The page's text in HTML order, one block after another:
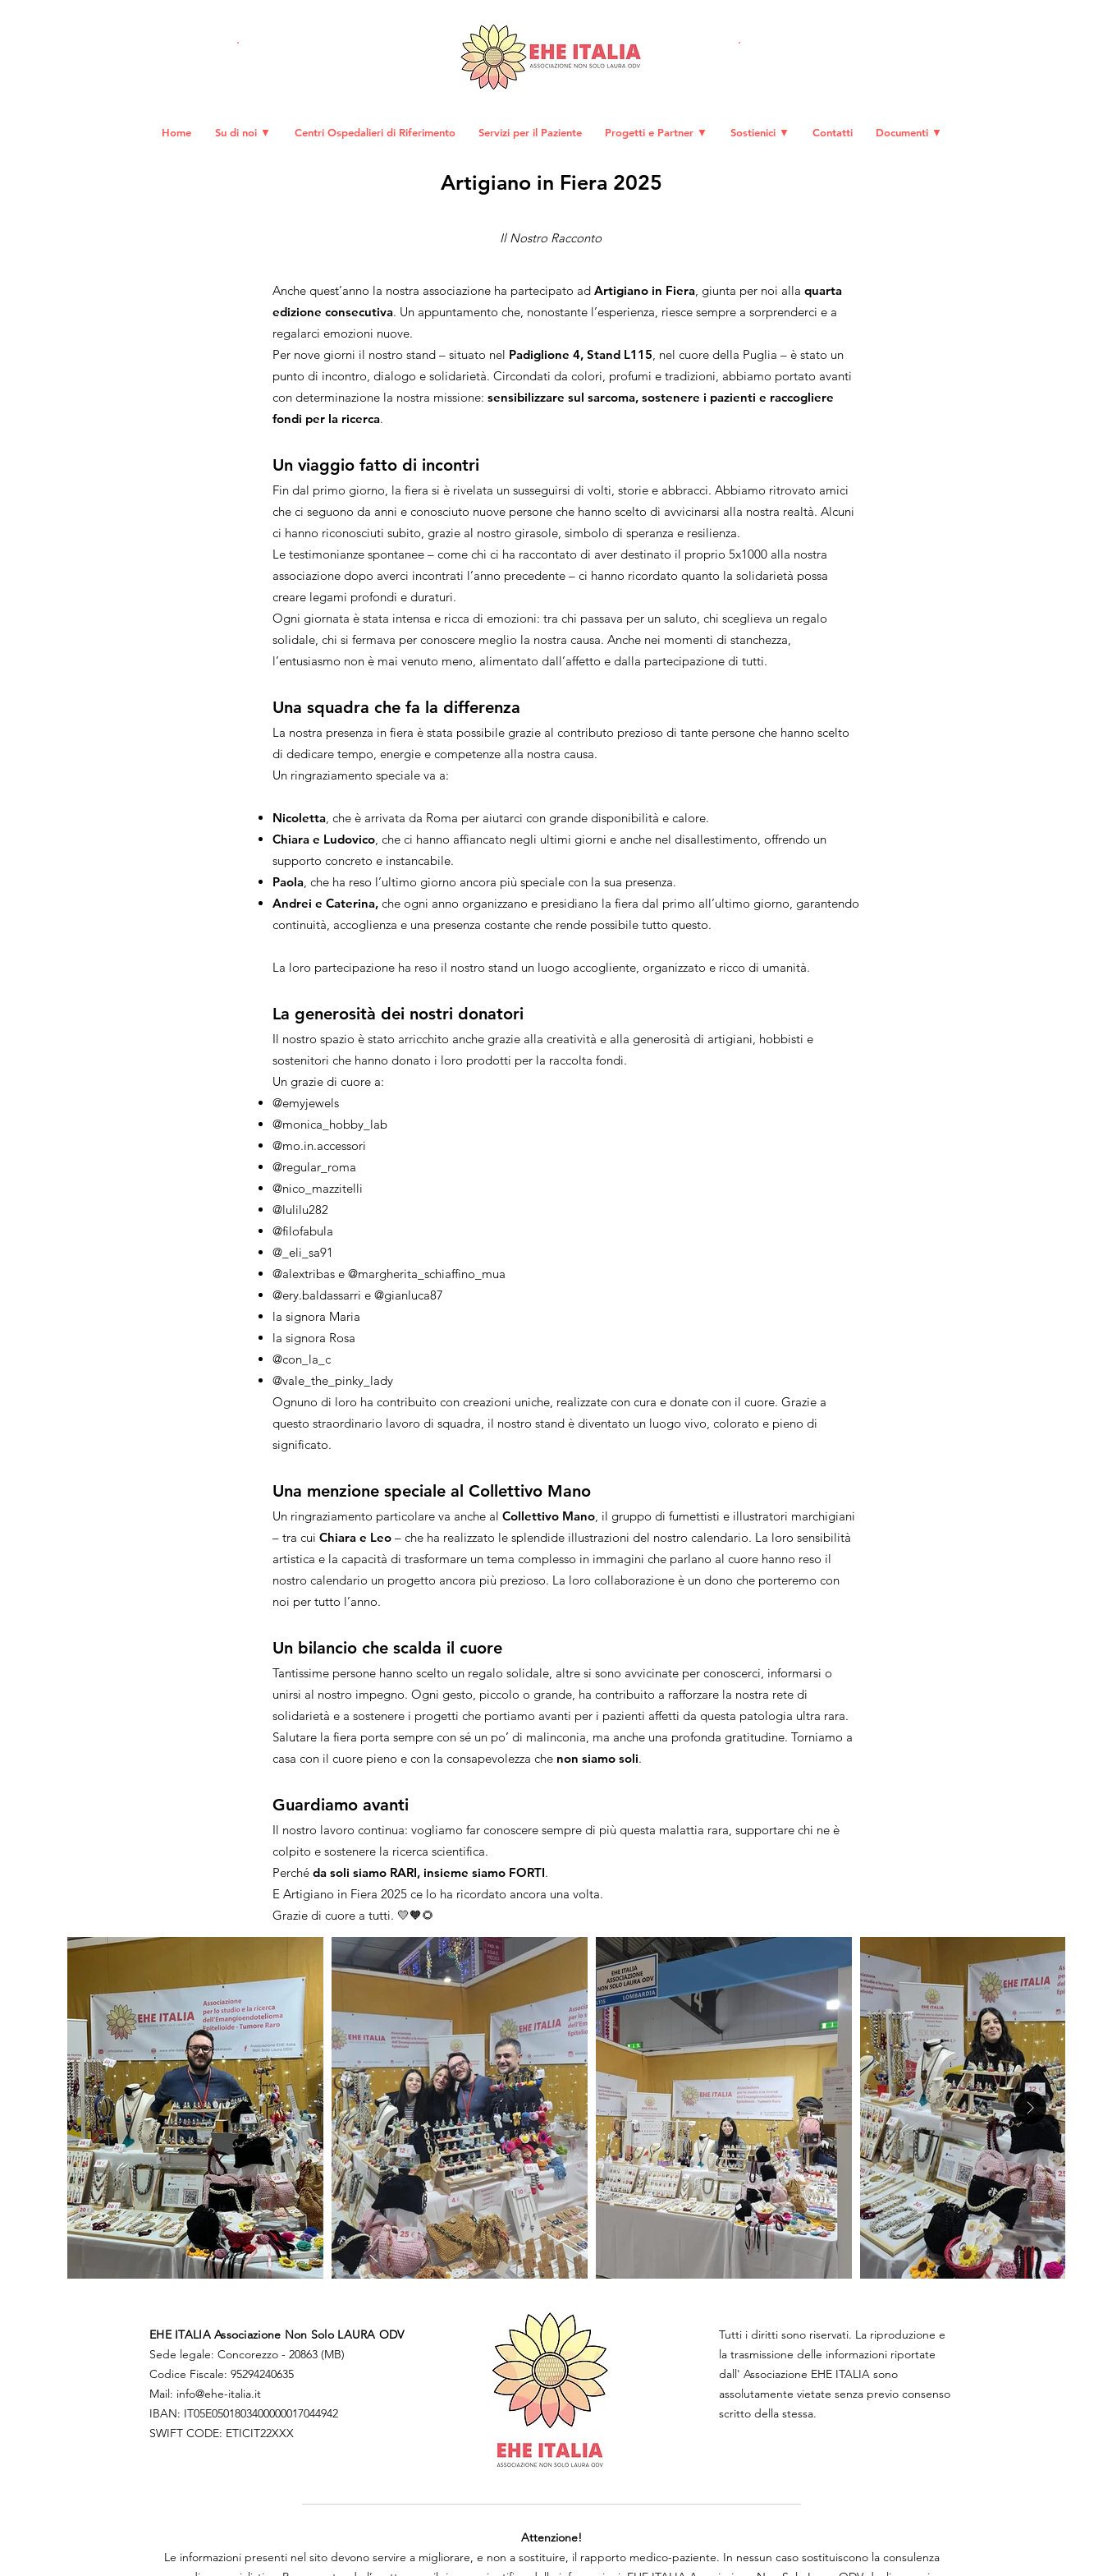
Home Su di noi ▼ Centri Ospedalieri di Riferimento Servizi per il Paziente Progetti e Partner ▼ Sostienici ▼ Contatti Documenti ▼
Artigiano in Fiera 2025
Il Nostro Racconto
Anche quest’anno la nostra associazione ha partecipato ad Artigiano in Fiera, giunta per noi alla quarta
edizione consecutiva. Un appuntamento che, nonostante l’esperienza, riesce sempre a sorprenderci e a
regalarci emozioni nuove.
Per nove giorni il nostro stand – situato nel Padiglione 4, Stand L115, nel cuore della Puglia – è stato un
punto di incontro, dialogo e solidarietà. Circondati da colori, profumi e tradizioni, abbiamo portato avanti
con determinazione la nostra missione: sensibilizzare sul sarcoma, sostenere i pazienti e raccogliere
fondi per la ricerca.
Un viaggio fatto di incontri
Fin dal primo giorno, la fiera si è rivelata un susseguirsi di volti, storie e abbracci. Abbiamo ritrovato amici
che ci seguono da anni e conosciuto nuove persone che hanno scelto di avvicinarsi alla nostra realtà. Alcuni
ci hanno riconosciuti subito, grazie al nostro girasole, simbolo di speranza e resilienza.
Le testimonianze spontanee – come chi ci ha raccontato di aver destinato il proprio 5x1000 alla nostra
associazione dopo averci incontrati l’anno precedente – ci hanno ricordato quanto la solidarietà possa
creare legami profondi e duraturi.
Ogni giornata è stata intensa e ricca di emozioni: tra chi passava per un saluto, chi sceglieva un regalo
solidale, chi si fermava per conoscere meglio la nostra causa. Anche nei momenti di stanchezza,
l’entusiasmo non è mai venuto meno, alimentato dall’affetto e dalla partecipazione di tutti.
Una squadra che fa la differenza
La nostra presenza in fiera è stata possibile grazie al contributo prezioso di tante persone che hanno scelto
di dedicare tempo, energie e competenze alla nostra causa.
Un ringraziamento speciale va a:
Nicoletta, che è arrivata da Roma per aiutarci con grande disponibilità e calore.
Chiara e Ludovico, che ci hanno affiancato negli ultimi giorni e anche nel disallestimento, offrendo un
supporto concreto e instancabile.
Paola, che ha reso l’ultimo giorno ancora più speciale con la sua presenza.
Andrei e Caterina, che ogni anno organizzano e presidiano la fiera dal primo all’ultimo giorno, garantendo
continuità, accoglienza e una presenza costante che rende possibile tutto questo.
La loro partecipazione ha reso il nostro stand un luogo accogliente, organizzato e ricco di umanità.
La generosità dei nostri donatori
Il nostro spazio è stato arricchito anche grazie alla creatività e alla generosità di artigiani, hobbisti e
sostenitori che hanno donato i loro prodotti per la raccolta fondi.
Un grazie di cuore a:
@emyjewels
@monica_hobby_lab
@mo.in.accessori
@regular_roma
@nico_mazzitelli
@lulilu282
@filofabula
@_eli_sa91
@alextribas e @margherita_schiaffino_mua
@ery.baldassarri e @gianluca87
la signora Maria
la signora Rosa
@con_la_c
@vale_the_pinky_lady
Ognuno di loro ha contribuito con creazioni uniche, realizzate con cura e donate con il cuore. Grazie a
questo straordinario lavoro di squadra, il nostro stand è diventato un luogo vivo, colorato e pieno di
significato.
Una menzione speciale al Collettivo Mano
Un ringraziamento particolare va anche al Collettivo Mano, il gruppo di fumettisti e illustratori marchigiani
– tra cui Chiara e Leo – che ha realizzato le splendide illustrazioni del nostro calendario. La loro sensibilità
artistica e la capacità di trasformare un tema complesso in immagini che parlano al cuore hanno reso il
nostro calendario un progetto ancora più prezioso. La loro collaborazione è un dono che porteremo con
noi per tutto l’anno.
Un bilancio che scalda il cuore
Tantissime persone hanno scelto un regalo solidale, altre si sono avvicinate per conoscerci, informarsi o
unirsi al nostro impegno. Ogni gesto, piccolo o grande, ha contribuito a rafforzare la nostra rete di
solidarietà e a sostenere i progetti che portiamo avanti per i pazienti affetti da questa patologia ultra rara.
Salutare la fiera porta sempre con sé un po’ di malinconia, ma anche una profonda gratitudine. Torniamo a
casa con il cuore pieno e con la consapevolezza che non siamo soli.
Guardiamo avanti
Il nostro lavoro continua: vogliamo far conoscere sempre di più questa malattia rara, supportare chi ne è
colpito e sostenere la ricerca scientifica.
Perché da soli siamo RARI, insieme siamo FORTI.
E Artigiano in Fiera 2025 ce lo ha ricordato ancora una volta.
Grazie di cuore a tutti. 💛🧡🌻
EHE ITALIA Associazione Non Solo LAURA ODV ​
Sede legale: Concorezzo - 20863 (MB)​
Codice Fiscale: 95294240635
Mail: info@ehe-italia.it
IBAN: IT05E0501803400000017044942
SWIFT CODE: ETICIT22XXX
Tutti i diritti sono riservati. La riproduzione e
la trasmissione delle informazioni riportate
dall' Associazione EHE ITALIA sono
assolutamente vietate senza previo consenso
scritto della stessa.
Attenzione!
Le informazioni presenti nel sito devono servire a migliorare, e non a sostituire, il rapporto medico-paziente. In nessun caso sostituiscono la consulenza